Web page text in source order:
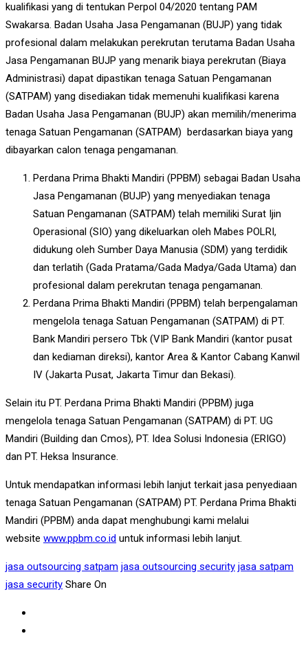
kualifikasi yang di tentukan Perpol 04/2020 tentang PAM
Swakarsa. Badan Usaha Jasa Pengamanan (BUJP) yang tidak
profesional dalam melakukan perekrutan terutama Badan Usaha
Jasa Pengamanan BUJP yang menarik biaya perekrutan (Biaya
Administrasi) dapat dipastikan tenaga Satuan Pengamanan
(SATPAM) yang disediakan tidak memenuhi kualifikasi karena
Badan Usaha Jasa Pengamanan (BUJP) akan memilih/menerima
tenaga Satuan Pengamanan (SATPAM) berdasarkan biaya yang
dibayarkan calon tenaga pengamanan.
Perdana Prima Bhakti Mandiri (PPBM) sebagai Badan Usaha
Jasa Pengamanan (BUJP) yang menyediakan tenaga
Satuan Pengamanan (SATPAM) telah memiliki Surat Ijin
Operasional (SIO) yang dikeluarkan oleh Mabes POLRI,
didukung oleh Sumber Daya Manusia (SDM) yang terdidik
dan terlatih (Gada Pratama/Gada Madya/Gada Utama) dan
profesional dalam perekrutan tenaga pengamanan.
Perdana Prima Bhakti Mandiri (PPBM) telah berpengalaman
mengelola tenaga Satuan Pengamanan (SATPAM) di PT.
Bank Mandiri persero Tbk (VIP Bank Mandiri (kantor pusat
dan kediaman direksi), kantor Area & Kantor Cabang Kanwil
IV (Jakarta Pusat, Jakarta Timur dan Bekasi).
Selain itu PT. Perdana Prima Bhakti Mandiri (PPBM) juga
mengelola tenaga Satuan Pengamanan (SATPAM) di PT. UG
Mandiri (Building dan Cmos), PT. Idea Solusi Indonesia (ERIGO)
dan PT. Heksa Insurance.
Untuk mendapatkan informasi lebih lanjut terkait jasa penyediaan
tenaga Satuan Pengamanan (SATPAM) PT. Perdana Prima Bhakti
Mandiri (PPBM) anda dapat menghubungi kami melalui
website www.ppbm.co.id untuk informasi lebih lanjut.
jasa outsourcing satpam jasa outsourcing security jasa satpam
jasa security Share On